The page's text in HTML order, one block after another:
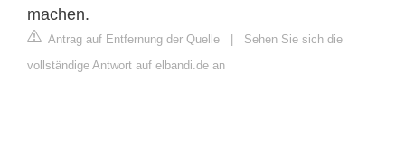
machen.
Antrag auf Entfernung der Quelle | Sehen Sie sich die
vollständige Antwort auf elbandi.de an